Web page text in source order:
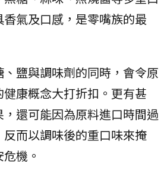
氣及口感，是零嘴族的最
鹽與調味劑的同時，會令原
康概念大打折扣。更有甚
還可能因為原料進口時間過
而以調味後的重口味來掩
機。